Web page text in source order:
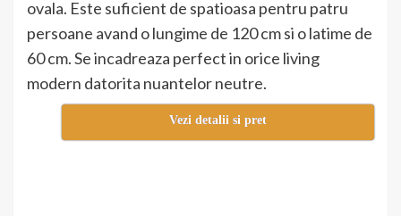
ovala. Este suficient de spatioasa pentru patru
persoane avand o lungime de 120 cm si o latime de
60 cm. Se incadreaza perfect in orice living
modern datorita nuantelor neutre.
Vezi detalii si pret